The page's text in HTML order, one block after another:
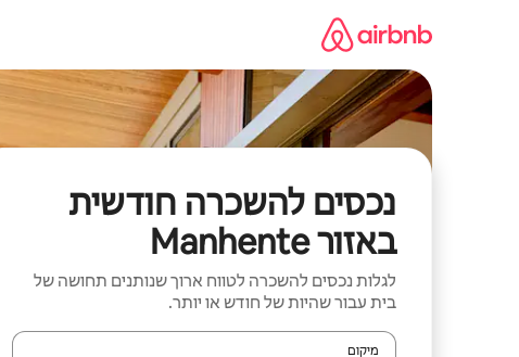
נכסים להשכרה חודשית
באזור Manhente
לגלות נכסים להשכרה לטווח ארוך שנותנים תחושה של
בית עבור שהיות של חודש או יותר.
מיקום